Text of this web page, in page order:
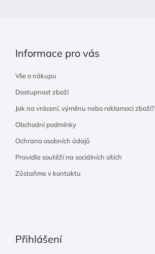
Informace pro vás
Vše o nákupu
Dostupnost zboží
Jak na vrácení, výměnu nebo reklamaci zboží?
Obchodní podmínky
Ochrana osobních údajů
Pravidla soutěží na sociálních sítích
Zůstaňme v kontaktu
Přihlášení